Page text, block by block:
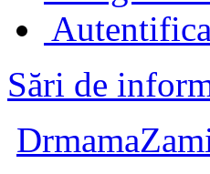
Sări de